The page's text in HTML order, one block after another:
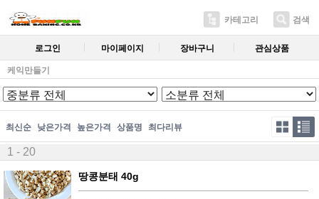
카테고리 검색
로그인 마이페이지 장바구니 관심상품
케익만들기
최신순 낮은가격 높은가격 상품명 최다리뷰
1 - 20
땅콩분태 40g